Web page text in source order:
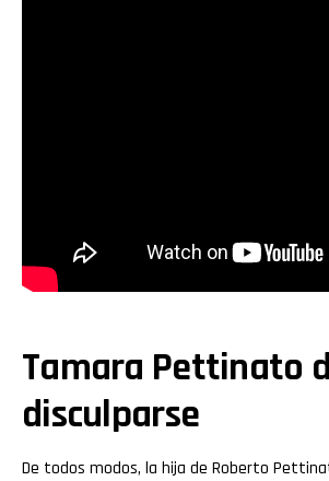
Tamara Pettinato
disculparse
De todos modos, la hija de Roberto